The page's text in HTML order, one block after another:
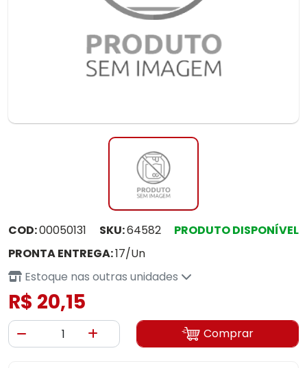
COD:00050131 SKU:64582
PRODUTO DISPONÍVEL
PRONTA ENTREGA:17/Un
Estoque nas outras unidades
R$ 20,15
Comprar